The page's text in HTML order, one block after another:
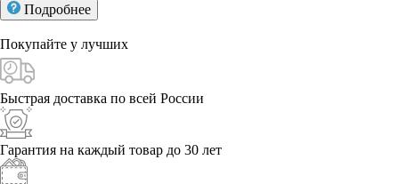
Подробнее
Покупайте у лучших
Быстрая доставка по всей России
Гарантия на каждый товар до 30 лет